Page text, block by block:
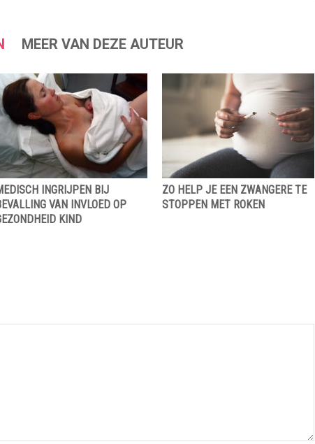
MEER VAN DEZE AUTEUR
INGRIJPEN BIJ
VAN INVLOED OP
KIND
ZO HELP JE EEN ZWANGERE TE
STOPPEN MET ROKEN